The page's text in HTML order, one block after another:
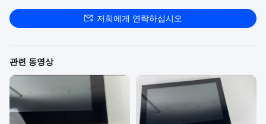
저희에게 연락하십시오
관련 동영상